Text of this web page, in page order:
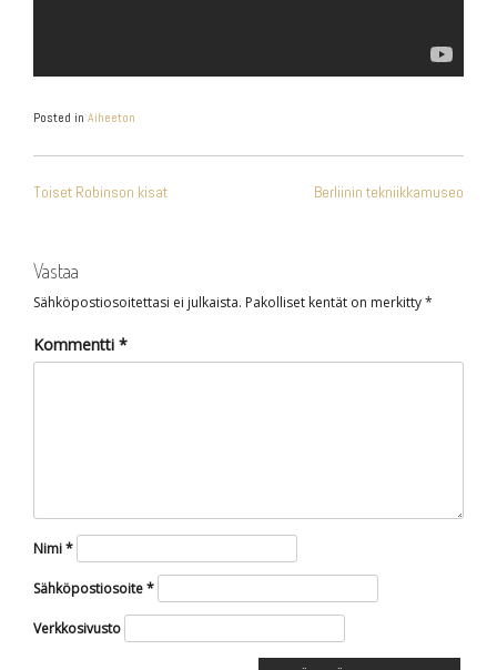
Posted in Aiheeton
SELAUS
Toiset Robinson kisat Berliinin tekniikkamuseo
Vastaa
Sähköpostiosoitettasi ei julkaista. Pakolliset kentät on merkitty*
Kommentti *
Nimi*
Sähköpostiosoite*
Verkkosivusto